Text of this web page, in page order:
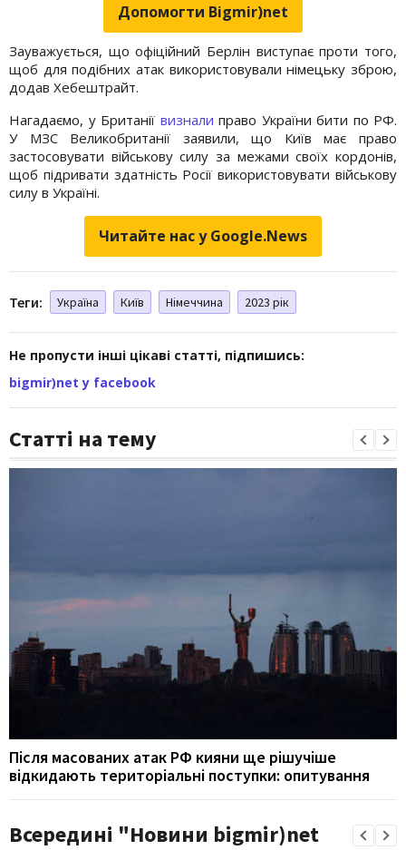
Допомогти Bigmir)net
Зауважується, що офіційний Берлін виступає проти того,
щоб для подібних атак використовували німецьку зброю,
додав Хебештрайт.
Нагадаємо, у Британії визнали право України бити по РФ.
У МЗС Великобританії заявили, що Київ має право
застосовувати військову силу за межами своїх кордонів,
щоб підривати здатність Росії використовувати військову
силу в Україні.
Читайте нас у Google.News
Теги: Україна Київ Німеччина 2023 рік
Не пропусти інші цікаві статті, підпишись:
bigmir)net у facebook
Статті на тему
Після масованих атак РФ кияни ще рішучіше
відкидають територіальні поступки: опитування
Всередині "Новини bigmir)net